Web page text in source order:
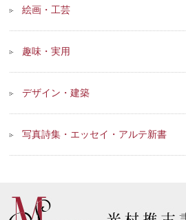
絵画・工芸
趣味・実用
デザイン・建築
写真詩集・エッセイ・アルテ新書